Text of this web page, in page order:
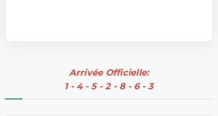
Arrivée Officielle:
1 - 4 - 5 - 2 - 8 - 6 - 3